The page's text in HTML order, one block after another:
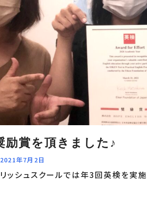
励賞を頂きました♪
2021年7月2日
ッシュスクールでは年3回英検を実